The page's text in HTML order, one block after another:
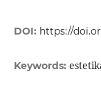
DOI: https://
Keywords: